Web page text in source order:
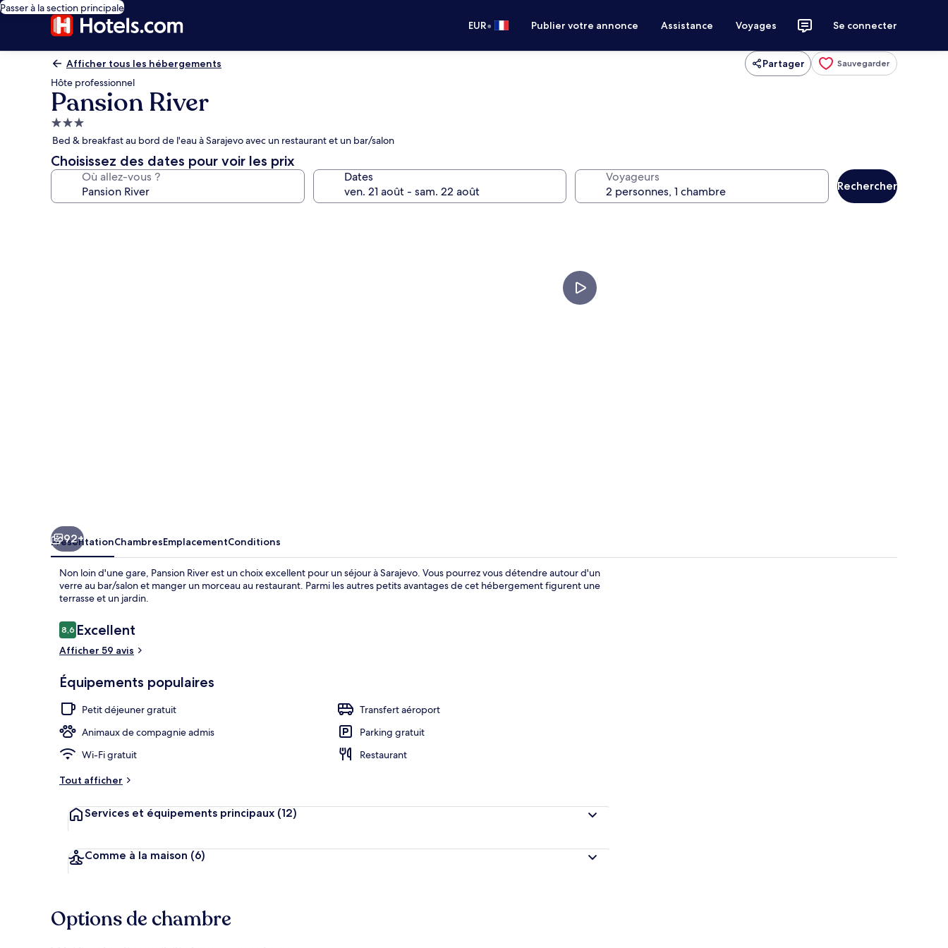
Passer à la section principale
EUR• Publier votre annonce Assistance Voyages Se connecter
Afficher tous les hébergements Partager Sauvegarder
Hôte professionnel
Pansion River
Hébergement
3.0 étoiles
Bed & breakfast au bord de l'eau à Sarajevo avec un restaurant et un bar/salon
Choisissez des dates pour voir les prix
Où allez-vous ? Dates Voyageurs
Rechercher
92+
PrésentationChambresEmplacementConditions
Non loin d'une gare, Pansion River est un choix excellent pour un séjour à Sarajevo. Vous pourrez vous détendre autour d'un
verre au bar/salon et manger un morceau au restaurant. Parmi les autres petits avantages de cet hébergement figurent une
terrasse et un jardin.
Avis
voyageurs
8,68,6 sur 10
Excellent
Afficher 59 avis
Équipements populaires
Petit déjeuner gratuit
Transfert aéroport
Animaux de compagnie admis
Parking gratuit
Wi-Fi gratuit
Restaurant
Tout afficher
Services et équipements principaux (12)
Comme à la maison (6)
Options de chambre